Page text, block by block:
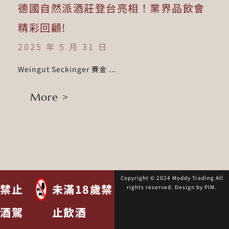
德國自然派酒莊登台亮相！業界品飲會
精彩回顧!
2025 年 5 月 31 日
Weingut Seckinger 賽金 ...
More >
禁止
酒駕
未滿18歲禁
止飲酒
Copyright © 2024 Moddy Trading All
rights reserved. Design by PIM.